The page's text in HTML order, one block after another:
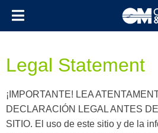
Legal Statement
¡IMPORTANTE! LEA
DECLARACIÓN LEGAL ANTES
SITIO. El uso de este sitio y de la